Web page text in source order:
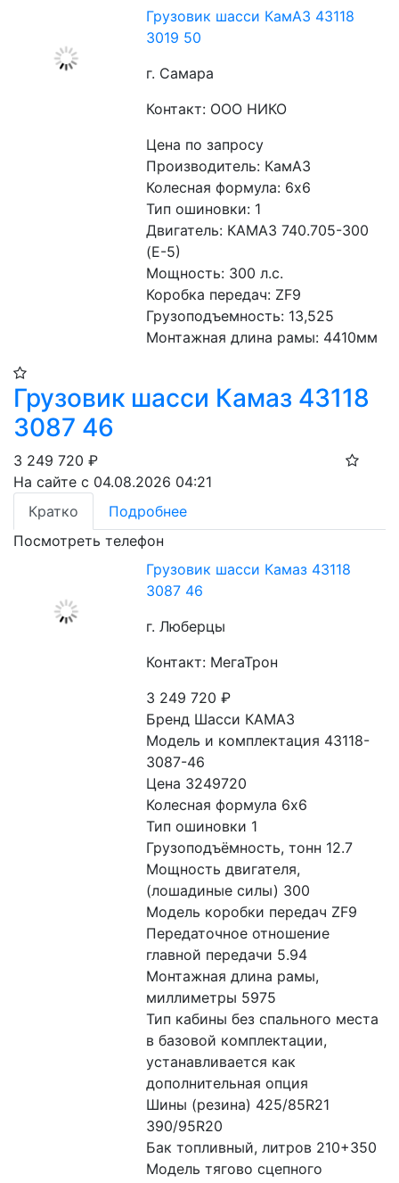
Грузовик шасси КамАЗ 43118
3019 50
г. Самара
Контакт: ООО НИКО
Цена по запросу
Производитель: КамАЗ
Колесная формула: 6х6
Тип ошиновки: 1
Двигатель: КАМАЗ 740.705-300
(Е-5)
Мощность: 300 л.с.
Коробка передач: ZF9
Грузоподъемность: 13,525
Монтажная длина рамы: 4410мм
Грузовик шасси Камаз 43118
3087 46
3 249 720 ₽
На сайте с 04.08.2026 04:21
Кратко
Подробнее
Посмотреть телефон
Грузовик шасси Камаз 43118
3087 46
г. Люберцы
Контакт: МегаТрон
3 249 720₽
Бренд Шасси КАМАЗ
Модель и комплектация 43118-
3087-46
Цена 3249720
Колесная формула 6x6
Тип ошиновки 1
Грузоподъёмность, тонн 12.7
Мощность двигателя,
(лошадиные силы) 300
Модель коробки передач ZF9
Передаточное отношение
главной передачи 5.94
Монтажная длина рамы,
миллиметры 5975
Тип кабины без спального места
в базовой комплектации,
устанавливается как
дополнительная опция
Шины (резина) 425/85R21
390/95R20
Бак топливный, литров 210+350
Модель тягово сцепного